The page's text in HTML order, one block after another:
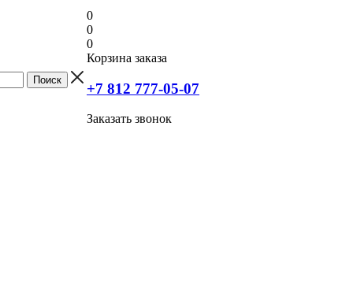
0
0
0
Корзина заказа
+7 812 777-05-07
Заказать звонок